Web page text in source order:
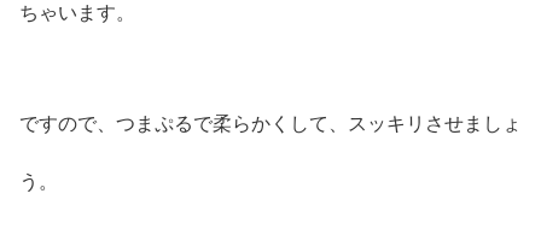
ちゃいます。
ですので、つまぷるで柔らかくして、スッキリさせましょ
う。